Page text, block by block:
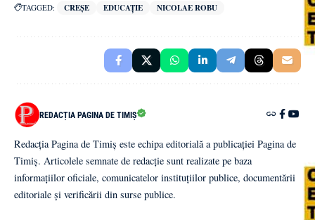
TAGGED: CREȘE EDUCAȚIE NICOLAE ROBU
REDACȚIA PAGINA DE TIMIȘ
Redacția Pagina de Timiș este echipa editorială a publicației Pagina de
Timiș. Articolele semnate de redacție sunt realizate pe baza
informațiilor oficiale, comunicatelor instituțiilor publice, documentării
editoriale și verificării din surse publice.